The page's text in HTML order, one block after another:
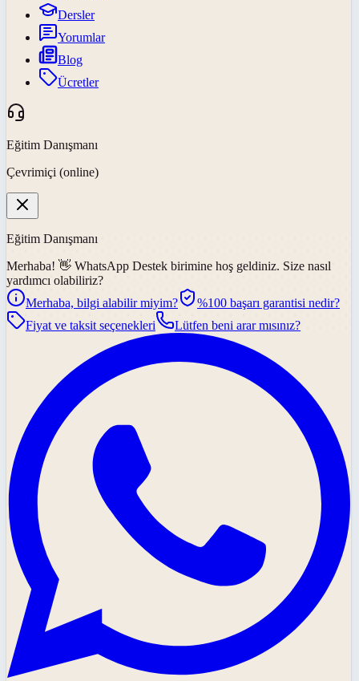
Dersler
Yorumlar
Blog
Ücretler
Eğitim Danışmanı
Çevrimiçi (online)
Eğitim Danışmanı
Merhaba! 👋 WhatsApp Destek birimine hoş geldiniz. Size nasıl
yardımcı olabiliriz?
Merhaba, bilgi alabilir miyim?
%100 başarı garantisi nedir?
Fiyat ve taksit seçenekleri
Lütfen beni arar mısınız?